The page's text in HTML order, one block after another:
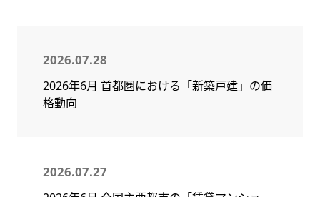
2026.07.28
2026年6月 首都圏における「新築戸建」の価
格動向
2026.07.27